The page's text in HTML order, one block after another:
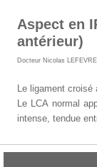
Aspect en
antérieur)
Docteur Nicolas LEFEVRE
Le ligament croisé
Le LCA normal
intense, tendue